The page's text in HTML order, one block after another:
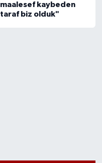
maalesef kaybeden
taraf biz olduk"